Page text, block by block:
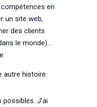
en
un site web,
des clients
le monde)…
autre histoire.
J’ai